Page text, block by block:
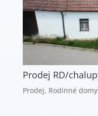
Prodej RD/
Prodej, Rodinné domy